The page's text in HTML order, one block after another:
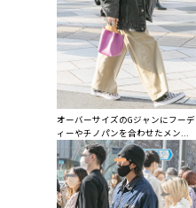
オーバーサイズのGジャンにフーデ
ィーやチノパンを合わせたメン...